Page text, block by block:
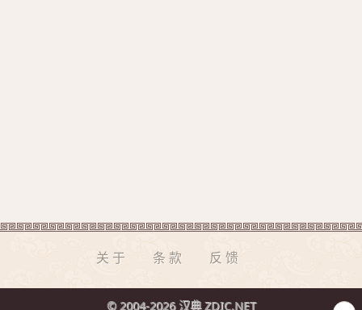
关于 条款 反馈
© 2004-2026 汉典 ZDIC.NET